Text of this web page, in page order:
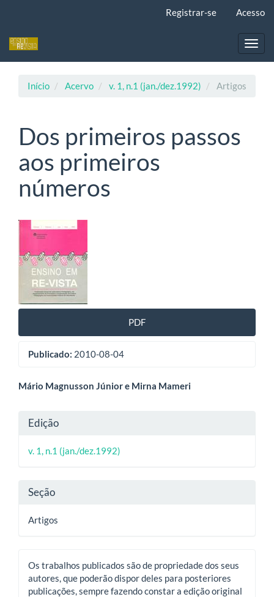
principal
Registrar-se Acesso
Início Acervo v. 1, n.1 (jan./dez.1992) Artigos
Dos primeiros passos
aos primeiros
números
Barra
lateral
de
artigos
PDF
Publicado: 2010-08-04
Conteúdo
artigo
principal
Mário Magnusson Júnior e Mirna Mameri
Detalhes
do
artigo
Edição
v. 1, n.1 (jan./dez.1992)
Seção
Artigos
Os trabalhos publicados são de propriedade dos seus
autores, que poderão dispor deles para posteriores
publicações, sempre fazendo constar a edição original